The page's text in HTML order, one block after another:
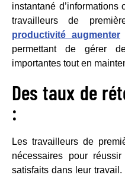
instantané d’informations
travailleurs de
productivité augmenter
permettant de gérer
importantes tout en
Des taux de
:
Les travailleurs de
nécessaires pour
satisfaits dans leur